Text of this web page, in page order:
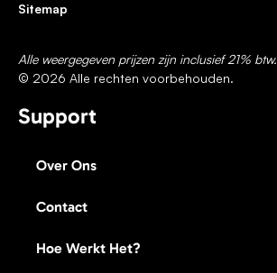
Sitemap
Alle weergegeven prijzen zijn inclusief 21% btw.
© 2026 Alle rechten voorbehouden.
Support
Over Ons
Contact
Hoe Werkt Het?